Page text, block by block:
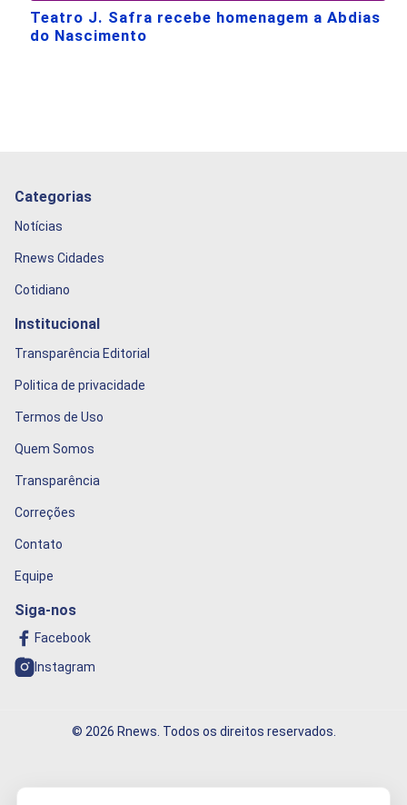
Teatro J. Safra recebe homenagem a Abdias
do Nascimento
Categorias
Notícias
Rnews Cidades
Cotidiano
Institucional
Transparência Editorial
Politica de privacidade
Termos de Uso
Quem Somos
Transparência
Correções
Contato
Equipe
Siga-nos
Facebook
Instagram
© 2026 Rnews. Todos os direitos reservados.